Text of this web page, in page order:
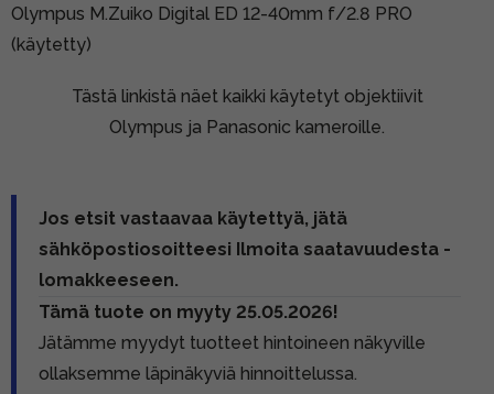
Olympus M.Zuiko Digital ED 12-40mm f/2.8 PRO
(käytetty)
Tästä linkistä näet kaikki käytetyt objektiivit
Olympus ja Panasonic kameroille.
Jos etsit vastaavaa käytettyä, jätä
sähköpostiosoitteesi Ilmoita saatavuudesta -
lomakkeeseen.
Tämä tuote on myyty 25.05.2026!
Jätämme myydyt tuotteet hintoineen näkyville
ollaksemme läpinäkyviä hinnoittelussa.